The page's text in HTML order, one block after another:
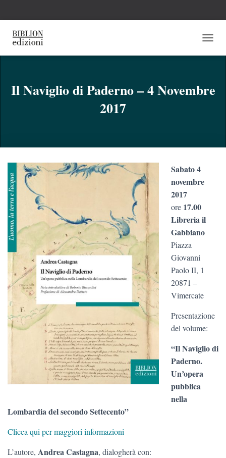
A
A
Il Naviglio di Paderno – 4 Novembre
2017
Sabato 4
novembre
2017
ore 17.00
Libreria il
Gabbiano
Piazza
Giovanni
Paolo II, 1
20871 –
Vimercate
Presentazione
del volume:
“Il Naviglio di
Paderno.
Un’opera
pubblica
nella
Lombardia del secondo Settecento”
Clicca qui per maggiori informazioni
L’autore, Andrea Castagna, dialogherà con: